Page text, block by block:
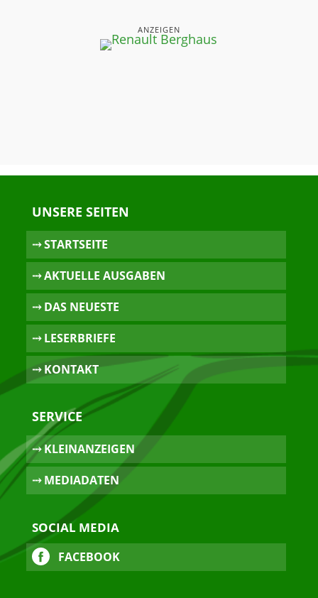
ANZEIGEN
UNSERE SEITEN
⤏ STARTSEITE
⤏ AKTUELLE AUSGABEN
⤏ DAS NEUESTE
⤏ LESERBRIEFE
⤏ KONTAKT
SERVICE
⤏ KLEINANZEIGEN
⤏ MEDIADATEN
SOCIAL MEDIA
FACEBOOK